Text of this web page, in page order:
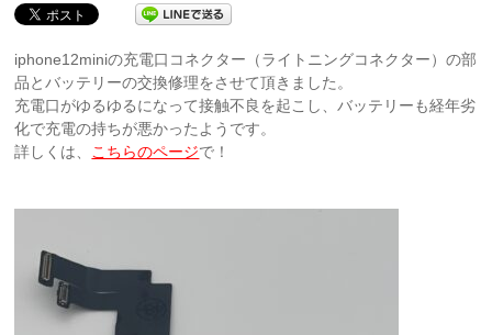
iphone12miniの充電口コネクター（ライトニングコネクター）の部
品とバッテリーの交換修理をさせて頂きました。
充電口がゆるゆるになって接触不良を起こし、バッテリーも経年劣
化で充電の持ちが悪かったようです。
詳しくは、 こちらのページで！